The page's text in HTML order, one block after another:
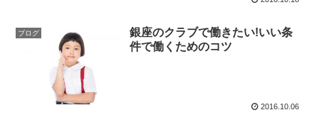
ブログ
銀座のクラブで働きたい!いい条
件で働くためのコツ
2016.10.06